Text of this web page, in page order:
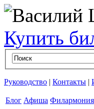
Купить
Руководство | Контакты |
Блог Афиша Филармония